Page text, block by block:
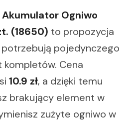
Akumulator Ogniwo
(18650) to propozycja
pojedynczego
kompletów. Cena
10.9 zł, a dzięki temu
brakujący element w
zużyte ogniwo w